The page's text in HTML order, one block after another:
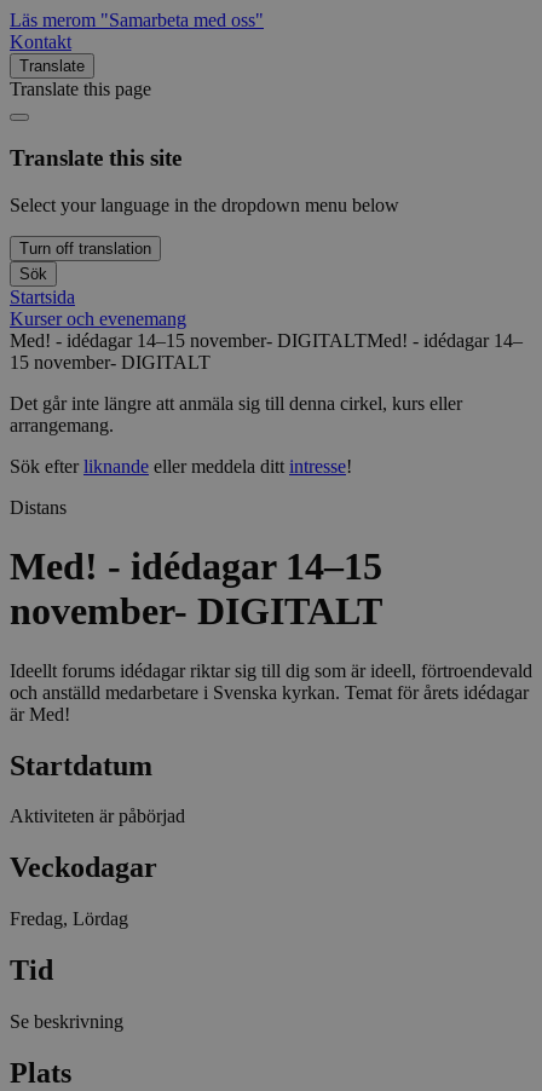
Läs merom "Samarbeta med oss"
Kontakt
Translate
Translate this page
Translate this site
Select your language in the dropdown menu below
Turn off translation
Sök
Startsida
Kurser och evenemang
Med! - idédagar 14–15 november- DIGITALTMed! - idédagar 14–
15 november- DIGITALT
Det går inte längre att anmäla sig till denna cirkel, kurs eller
arrangemang.
Sök efterliknande eller meddela ditt intresse!
Distans
Med! - idédagar 14–15
november- DIGITALT
Ideellt forums idédagar riktar sig till dig som är ideell, förtroendevald
och anställd medarbetare i Svenska kyrkan. Temat för årets idédagar
är Med!
Startdatum
Aktiviteten är påbörjad
Veckodagar
Fredag, Lördag
Tid
Se beskrivning
Plats